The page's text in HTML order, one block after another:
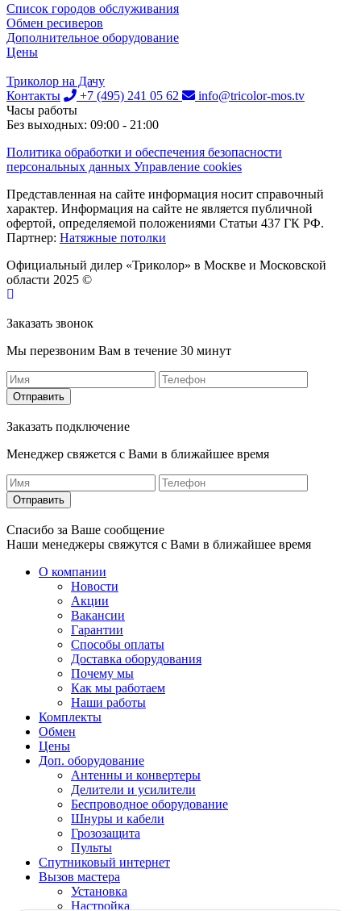
Список городов обслуживания
Обмен ресиверов
Дополнительное оборудование
Цены
Триколор на Дачу
Контакты
+7 (495) 241 05 62
info@tricolor-mos.tv
Часы работы
Без выходных: 09:00 - 21:00
Политика обработки и обеспечения безопасности
персональных данных Управление cookies
Представленная на сайте информация носит справочный
характер. Информация на сайте не является публичной
офертой, определяемой положениями Статьи 437 ГК РФ.
Партнер: Натяжные потолки
Официальный дилер «Триколор» в Москве и Московской
области 2025 ©
Заказать звонок
Мы перезвоним Вам в течение 30 минут
Отправить
Заказать подключение
Менеджер свяжется с Вами в ближайшее время
Отправить
Спасибо за Ваше сообщение
Наши менеджеры свяжутся с Вами в ближайшее время
О компании
Новости
Акции
Вакансии
Гарантии
Способы оплаты
Доставка оборудования
Почему мы
Как мы работаем
Наши работы
Комплекты
Обмен
Цены
Доп. оборудование
Антенны и конвертеры
Делители и усилители
Беспроводное оборудование
Шнуры и кабели
Грозозащита
Пульты
Спутниковый интернет
Вызов мастера
Установка
Настройка